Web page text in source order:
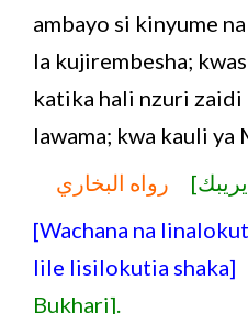
ambayo si kinyume
la kujirembesha;
katika hali nzuri zaidi
lawama; kwa kauli ya
يريبك]
رواه البخاري
[Wachana na
lile lisilokutia shaka]
Bukhari].